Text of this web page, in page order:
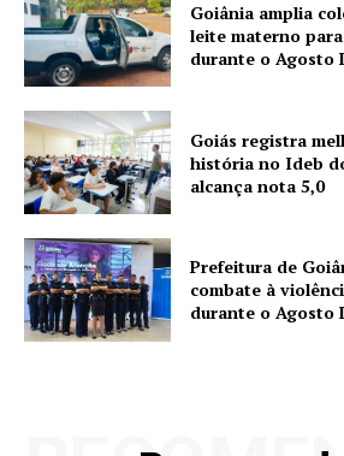
Goiânia amplia
leite materno
durante o Agosto
Goiás registra
história no Ideb
alcança nota 5,0
Prefeitura de
combate à
durante o Agosto